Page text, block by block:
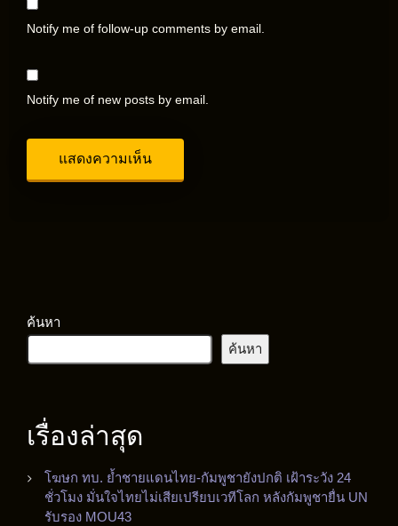
Notify me of follow-up comments by email.
Notify me of new posts by email.
ค้นหา
ค้นหา
เรื่องล่าสุด
โฆษก ทบ. ย้ำชายแดนไทย-กัมพูชายังปกติ เฝ้าระวัง 24
ชั่วโมง มั่นใจไทยไม่เสียเปรียบเวทีโลก หลังกัมพูชายื่น UN
รับรอง MOU43